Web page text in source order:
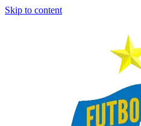
Skip to content